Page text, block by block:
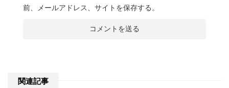
前、メールアドレス、サイトを保存する。
関連記事